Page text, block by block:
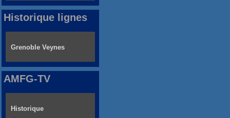
Historique lignes
Grenoble Veynes
AMFG-TV
Historique